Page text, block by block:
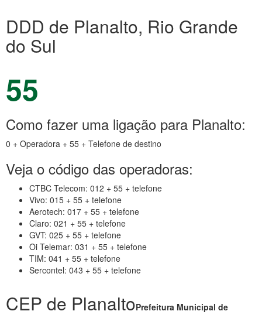
DDD de Planalto, Rio Grande
do Sul
55
Como fazer uma ligação para Planalto:
0 + Operadora + 55 + Telefone de destino
Veja o código das operadoras:
CTBC Telecom: 012 + 55 + telefone
Vivo: 015 + 55 + telefone
Aerotech: 017 + 55 + telefone
Claro: 021 + 55 + telefone
GVT: 025 + 55 + telefone
Oi Telemar: 031 + 55 + telefone
TIM: 041 + 55 + telefone
Sercontel: 043 + 55 + telefone
CEP de PlanaltoPrefeitura Municipal de